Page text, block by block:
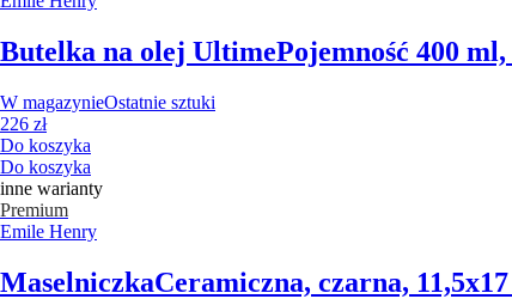
Butelka na olej UltimePojemność 400
W magazynieOstatnie sztuki
226 zł
Do koszyka
Do koszyka
inne warianty
Premium
Emile Henry
MaselniczkaCeramiczna, czarna,